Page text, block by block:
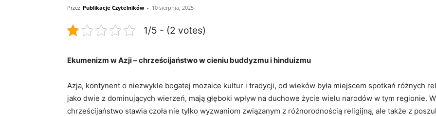
Przez Publikacje Czytelników - 10 sierpnia, 2025
1/5 - (2 votes)
Ekumenizm​ w Azji – chrześcijaństwo w cieniu ⁣buddyzmu i hinduizmu
Azja, kontynent o niezwykle bogatej mozaice kultur i tradycji, od ‍wieków była miejscem spotkań różnych
jako dwie​ z dominujących wierzeń, mają głęboki wpływ na duchowe życie wielu⁣ narodów w ⁣tym regionie.
chrześcijaństwo stawia czoła nie tylko wyzwaniom⁢ związanym z​ różnorodnością religijną, ale także z